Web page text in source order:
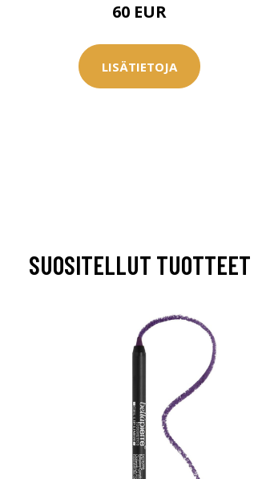
60 EUR
LISÄTIETOJA
SUOSITELLUT TUOTTEET